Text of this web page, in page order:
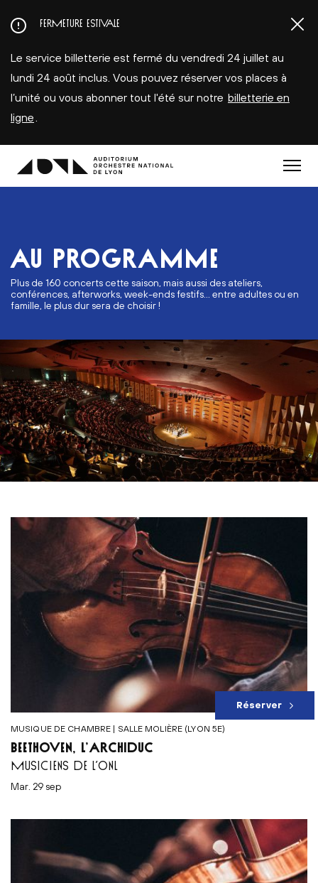
au
principal
FERMETURE ESTIVALE
Le service billetterie est fermé du vendredi 24 juillet au
lundi 24 août inclus. Vous pouvez réserver vos places à
l’unité ou vous abonner tout l'été sur notre billetterie en
ligne
Menu
AU PROGRAMME
Plus de 160 concerts cette saison, mais aussi des ateliers,
conférences, afterworks, week-ends festifs... entre adultes ou en
famille, le plus dur sera de choisir !
MUSIQUE DE CHAMBRE | SALLE MOLIÈRE (LYON 5E)
BEETHOVEN, L’ARCHIDUC
MUSICIENS DE L’ONL
mar. 29 sep
Réserver